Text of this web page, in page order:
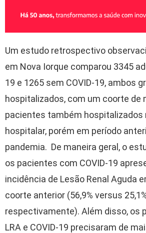
Um estudo retrospectivo
em Nova Iorque comparou 3345
19 e 1265 sem COVID-19, ambos
hospitalizados, com um coorte de
pacientes também hospitalizados
hospitalar, porém em período
pandemia. De maneira geral, o
os pacientes com COVID-19
incidência de Lesão Renal Aguda
coorte anterior (56,9% versus
respectivamente). Além disso, os
LRA e COVID-19 precisaram de